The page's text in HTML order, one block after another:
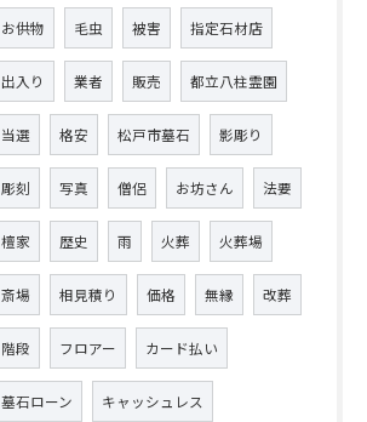
お供物 毛虫 被害 指定石材店
出入り 業者 販売 都立八柱霊園
当選 格安 松戸市墓石 影彫り
彫刻 写真 僧侶 お坊さん 法要
檀家 歴史 雨 火葬 火葬場
斎場 相見積り 価格 無縁 改葬
階段 フロアー カード払い
墓石ローン キャッシュレス